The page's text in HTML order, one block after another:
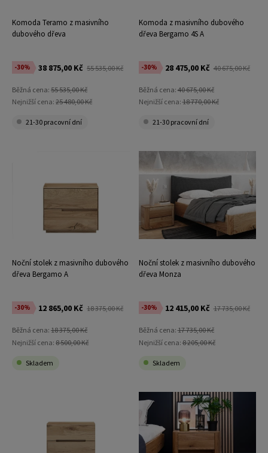
Komoda Teramo z masivního
dubového dřeva
-30% 38 875,00 Kč 55 535,00 Kč
Běžná cena: 55 535,00 Kč
Nejnižší cena: 25 480,00 Kč
21-30 pracovní dní
Komoda z masivního dubového
dřeva Bergamo 4S A
-30% 28 475,00 Kč 40 675,00 Kč
Běžná cena:40 675,00 Kč
Nejnižší cena:18 770,00 Kč
21-30 pracovní dní
Noční stolek z masivního dubového
dřeva Bergamo A
-30% 12 865,00 Kč 18 375,00 Kč
Běžná cena: 18 375,00 Kč
Nejnižší cena: 8 500,00 Kč
Skladem
Noční stolek z masivního dubového
dřeva Monza
-30% 12 415,00 Kč 17 735,00 Kč
Běžná cena:17 735,00 Kč
Nejnižší cena:8 205,00 Kč
Skladem